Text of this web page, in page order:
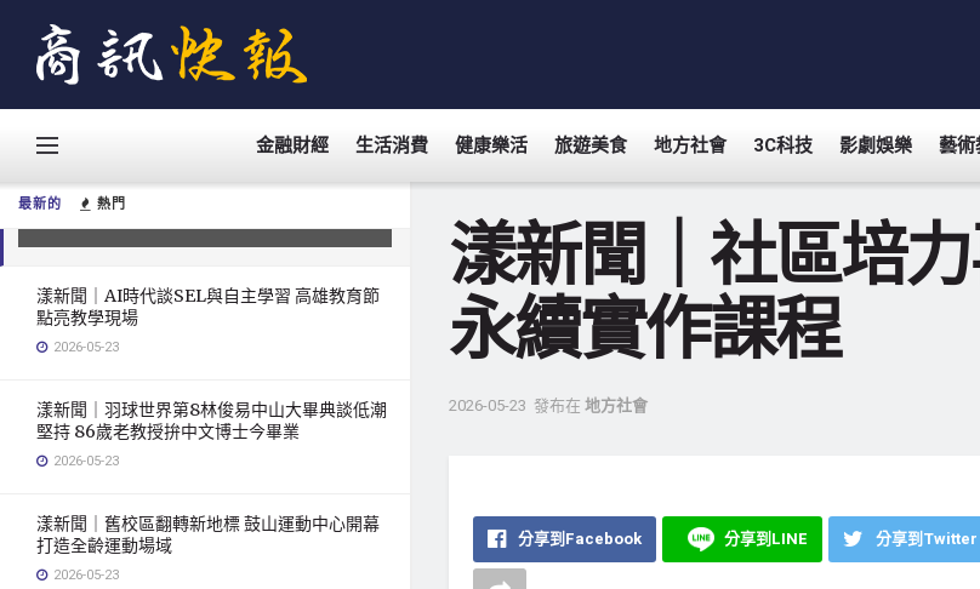
最新的 熱門
漾新聞｜社區培力再升級 都發局推淨
零永續實作課程
漾新聞｜AI時代談SEL與自主學習 高雄教育節
點亮教學現場
2026-05-23
漾新聞｜羽球世界第8林俊易中山大畢典談低潮
堅持 86歲老教授拚中文博士今畢業
2026-05-23
漾新聞｜舊校區翻轉新地標 鼓山運動中心開幕
打造全齡運動場域
2026-05-23
金融財經 生活消費 健康樂活 旅遊美食 地方社會 3C科技 影劇娛樂 藝
漾新聞｜社區培
永續實作課程
2026-05-23 發布在 地方社會
分享到Facebook 分享到LINE 分享到Twitter